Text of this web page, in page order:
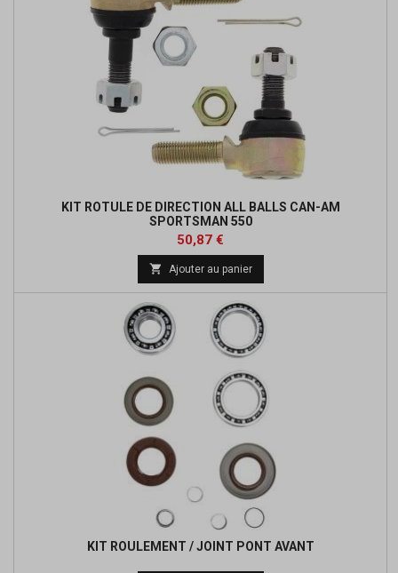
KIT ROTULE DE DIRECTION ALL BALLS CAN-AM
SPORTSMAN 550
Prix
50,87 €
base
 Ajouter au panier
KIT ROULEMENT / JOINT PONT AVANT